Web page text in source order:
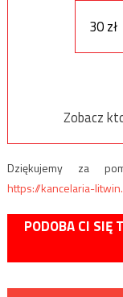
30 zł
Zobacz
Dziękujemy za
https://kancelaria-
PODOBA CI SIĘ